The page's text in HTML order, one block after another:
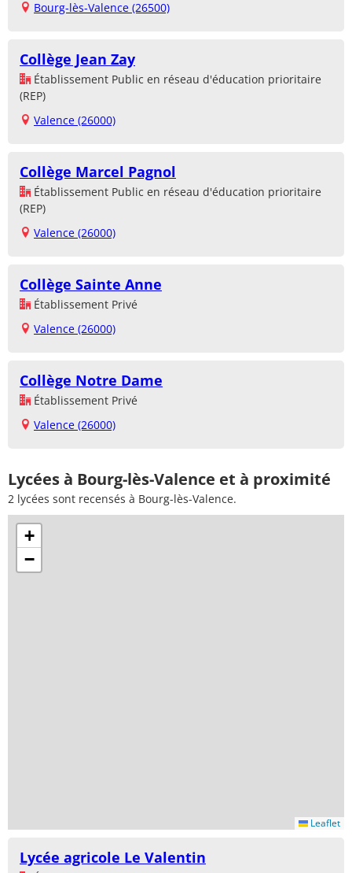
Bourg-lès-Valence (26500)
Collège Jean Zay
Établissement Public en réseau d'éducation prioritaire
(REP)
Valence (26000)
Collège Marcel Pagnol
Établissement Public en réseau d'éducation prioritaire
(REP)
Valence (26000)
Collège Sainte Anne
Établissement Privé
Valence (26000)
Collège Notre Dame
Établissement Privé
Valence (26000)
Lycées à Bourg-lès-Valence et à proximité
2 lycées sont recensés à Bourg-lès-Valence.
+
−
Leaflet
Lycée agricole Le Valentin